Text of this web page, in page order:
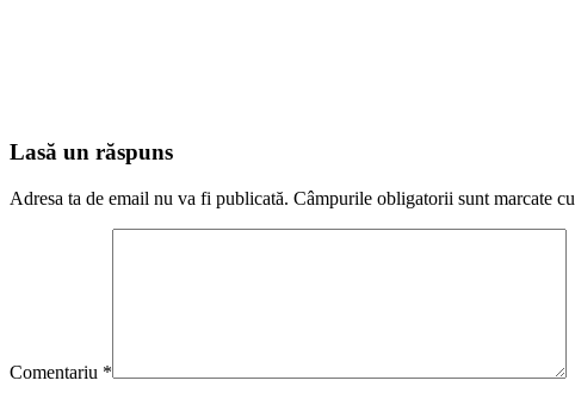
Lasă un răspuns
Adresa ta de email nu va fi publicată. Câmpurile obligatorii sunt marcate cu
Comentariu *